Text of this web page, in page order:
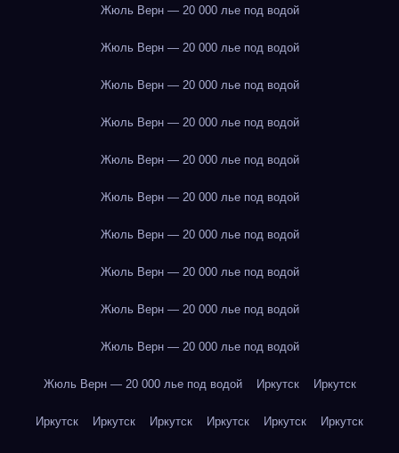
Жюль Верн — 20 000 лье под водой
Жюль Верн — 20 000 лье под водой
Жюль Верн — 20 000 лье под водой
Жюль Верн — 20 000 лье под водой
Жюль Верн — 20 000 лье под водой
Жюль Верн — 20 000 лье под водой
Жюль Верн — 20 000 лье под водой
Жюль Верн — 20 000 лье под водой
Жюль Верн — 20 000 лье под водой
Жюль Верн — 20 000 лье под водой
Жюль Верн — 20 000 лье под водой Иркутск Иркутск
Иркутск Иркутск Иркутск Иркутск Иркутск Иркутск